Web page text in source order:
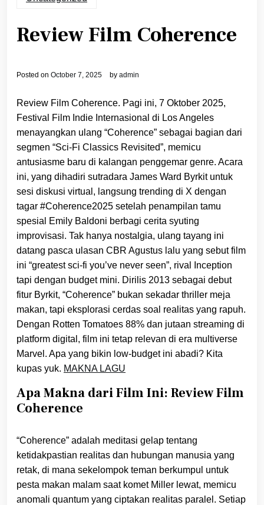
Review Film Coherence
Posted on October 7, 2025 by admin
Review Film Coherence. Pagi ini, 7 Oktober 2025,
Festival Film Indie Internasional di Los Angeles
menayangkan ulang “Coherence” sebagai bagian dari
segmen “Sci-Fi Classics Revisited”, memicu
antusiasme baru di kalangan penggemar genre. Acara
ini, yang dihadiri sutradara James Ward Byrkit untuk
sesi diskusi virtual, langsung trending di X dengan
tagar #Coherence2025 setelah penampilan tamu
spesial Emily Baldoni berbagi cerita syuting
improvisasi. Tak hanya nostalgia, ulang tayang ini
datang pasca ulasan CBR Agustus lalu yang sebut film
ini “greatest sci-fi you’ve never seen”, rival Inception
tapi dengan budget mini. Dirilis 2013 sebagai debut
fitur Byrkit, “Coherence” bukan sekadar thriller meja
makan, tapi eksplorasi cerdas soal realitas yang rapuh.
Dengan Rotten Tomatoes 88% dan jutaan streaming di
platform digital, film ini tetap relevan di era multiverse
Marvel. Apa yang bikin low-budget ini abadi? Kita
kupas yuk. MAKNA LAGU
Apa Makna dari Film Ini: Review Film
Coherence
“Coherence” adalah meditasi gelap tentang
ketidakpastian realitas dan hubungan manusia yang
retak, di mana sekelompok teman berkumpul untuk
pesta makan malam saat komet Miller lewat, memicu
anomali quantum yang ciptakan realitas paralel. Setiap